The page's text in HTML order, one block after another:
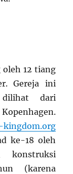
oleh 12 tiang
Gereja ini
dari
kingdom.org
ke-18 oleh
konstruksi
(karena